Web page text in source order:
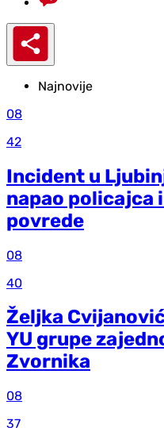
Najnovije
08
42
Incident u
napao policajca
povrede
08
40
Željka
YU grupe
Zvornika
08
37